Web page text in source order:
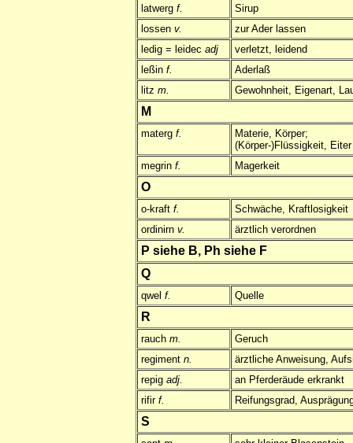
latwerg f.
Sirup
lossen v.
zur Ader lassen
ledig = leidec adj
verletzt, leidend
leßin f.
Aderlaß
litz m. Gewohnheit, Eigenart,
M
materg f.
Materie, Körper;
(Körper-)Flüssigkeit, Eiter
megrin f. Magerkeit
O
o-kraft f.
Schwäche, Kraftlosigkeit
ordinirn v. ärztlich verordnen
P siehe B, Ph siehe F
Q
qwel f. Quelle
R
rauch m.
Geruch
regiment n.
ärztliche Anweisung,
repig adj.
an Pferderäude erkrankt
rifir f. Reifungsgrad,
S